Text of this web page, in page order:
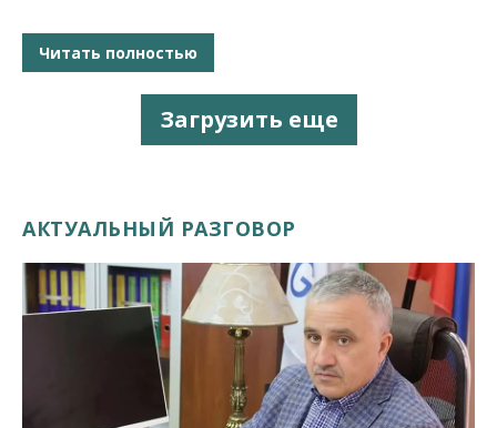
Читать полностью
Загрузить еще
АКТУАЛЬНЫЙ РАЗГОВОР